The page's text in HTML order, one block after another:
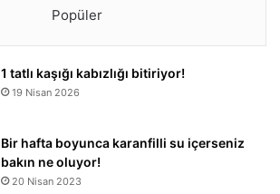
Popüler
1 tatlı kaşığı kabızlığı bitiriyor!
19 Nisan 2026
Bir hafta boyunca karanfilli su içerseniz
bakın ne oluyor!
20 Nisan 2023